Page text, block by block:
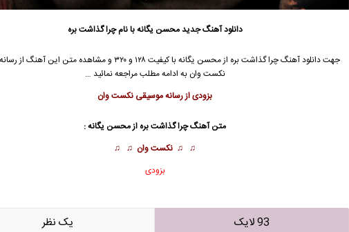
دانلود آهنگ جدیدمحسن یگانهبا نام چرا گذاشت بره
جهت دانلود آهنگ چرا گذاشت بره ازمحسن یگانه
با کیفیت ۱۲۸ و ۳۲۰ و مشاهده متن این آهنگ از
نکست وان به ادامه مطلب مراجعه نمائید …
بزودی از رسانه موسیقی نکست وان
متن آهنگ چرا گذاشت بره ازمحسن یگانه:
♫ ♫ نکست وان ♫ ♫
بزودی
93 لایک يک نظر